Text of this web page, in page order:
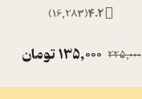
4.2
(
16,283
)
225,000
135,000تومان